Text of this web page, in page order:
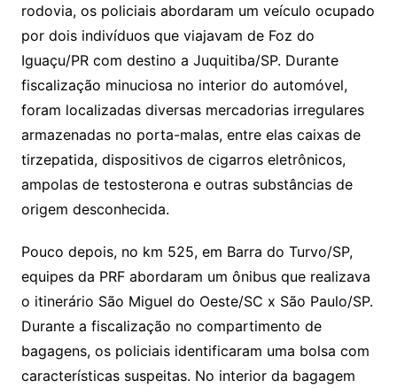
rodovia, os policiais abordaram um veículo ocupado
por dois indivíduos que viajavam de Foz do
Iguaçu/PR com destino a Juquitiba/SP. Durante
fiscalização minuciosa no interior do automóvel,
foram localizadas diversas mercadorias irregulares
armazenadas no porta-malas, entre elas caixas de
tirzepatida, dispositivos de cigarros eletrônicos,
ampolas de testosterona e outras substâncias de
origem desconhecida.
Pouco depois, no km 525, em Barra do Turvo/SP,
equipes da PRF abordaram um ônibus que realizava
o itinerário São Miguel do Oeste/SC x São Paulo/SP.
Durante a fiscalização no compartimento de
bagagens, os policiais identificaram uma bolsa com
características suspeitas. No interior da bagagem